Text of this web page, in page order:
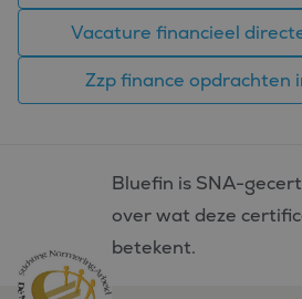
Vacature financieel
Zzp finance opdrachten
Bluefin is SNA-
over wat deze
betekent.